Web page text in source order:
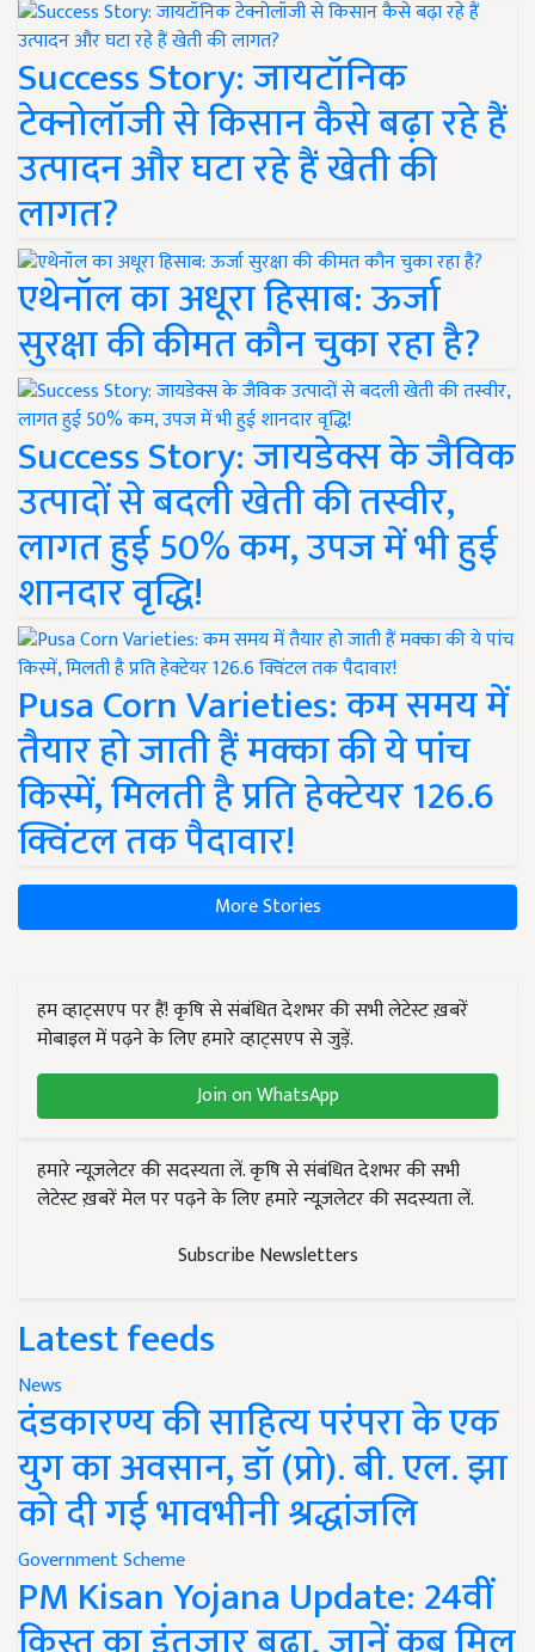
Success Story: जायटॉनिक
टेक्नोलॉजी से किसान कैसे बढ़ा रहे हैं
उत्पादन और घटा रहे हैं खेती की
लागत?
एथेनॉल का अधूरा हिसाब: ऊर्जा
सुरक्षा की कीमत कौन चुका रहा है?
Success Story: जायडेक्स के जैविक
उत्पादों से बदली खेती की तस्वीर,
लागत हुई 50% कम, उपज में भी हुई
शानदार वृद्धि!
Pusa Corn Varieties: कम समय में
तैयार हो जाती हैं मक्का की ये पांच
किस्में, मिलती है प्रति हेक्टेयर 126.6
क्विंटल तक पैदावार!
More Stories
हम व्हाट्सएप पर हैं! कृषि से संबंधित देशभर की सभी लेटेस्ट ख़बरें
मोबाइल में पढ़ने के लिए हमारे व्हाट्सएप से जुड़ें.
Join on WhatsApp
हमारे न्यूज़लेटर की सदस्यता लें. कृषि से संबंधित देशभर की सभी
लेटेस्ट ख़बरें मेल पर पढ़ने के लिए हमारे न्यूज़लेटर की सदस्यता लें.
Subscribe Newsletters
Latest feeds
News
दंडकारण्य की साहित्य परंपरा के एक
युग का अवसान, डॉ (प्रो). बी. एल. झा
को दी गई भावभीनी श्रद्धांजलि
Government Scheme
PM Kisan Yojana Update: 24वीं